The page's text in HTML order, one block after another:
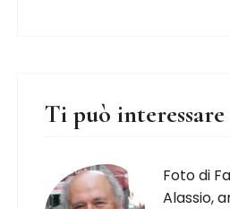
Ti può interessare
Foto di
Alassio,